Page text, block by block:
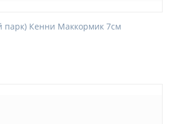
Кенни Маккормик 7см